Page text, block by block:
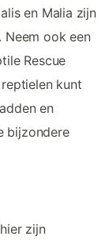
en Malia zijn
Neem ook een
Rescue
kunt
en
bijzondere
zijn